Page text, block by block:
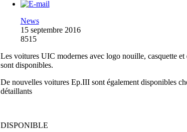
News
15 septembre 2016
8515
Les voitures UIC modernes avec logo nouille, casquette et
sont disponibles.
De nouvelles voitures Ep.III sont également disponibles
détaillants
DISPONIBLE